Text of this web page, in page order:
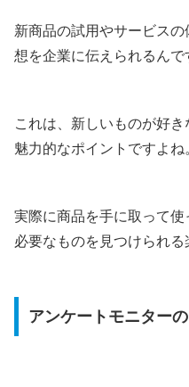
新商品の試用やサービス
想を企業に伝えられるんで
これは、新しいものが好
魅力的なポイントですよね
実際に商品を手に取って
必要なものを見つけられる
アンケートモニター